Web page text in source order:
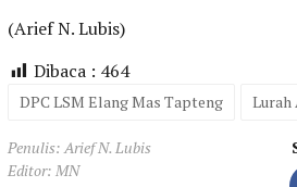
(Arief N. Lubis)
Dibaca : 464
DPC LSM Elang Mas Tapteng Lurah
Penulis: Arief N. Lubis
Editor: MN